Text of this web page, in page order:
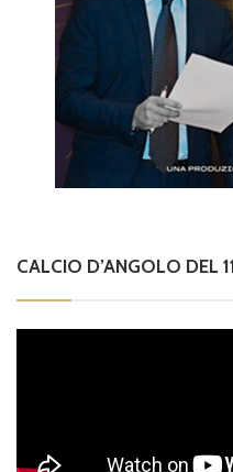
CALCIO D’ANGOLO DEL